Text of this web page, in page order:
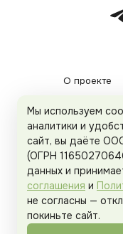
О проекте
Рекламодателям
Мы используем
аналитики и
сайт, вы даёте
(ОГРН
данных и
соглашения и
не согласны —
покиньте сайт.